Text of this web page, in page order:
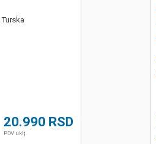
Turska
20.990 RSD
PDV uklj.